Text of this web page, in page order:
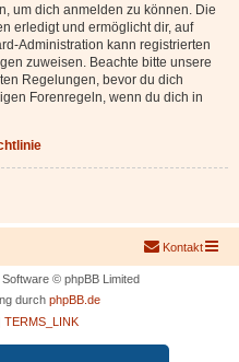
um dich anmelden zu können. Die
erledigt und ermöglicht dir, auf
Administration kann registrierten
zuweisen. Beachte bitte unsere
Regelungen, bevor du dich
Forenregeln, wenn du dich in
Kontakt
© phpBB Limited
durch phpBB.de
TERMS_LINK